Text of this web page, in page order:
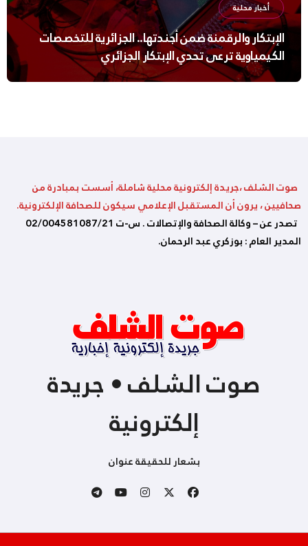
أخبار محلية
الإبتكار والرقمنة ضمن أجندتها.. الجزائرية للتخصصات
الكيمياوية ترعى تحدي الإبتكار الجزائري
صوت الشلف ،جريدة إلكترونية محلية شاملة، أسست بمبادرة من
صحافيين ، يرون أن المستقبل الإعلامي سيكون للصحافة الإلكترونية.
تصدر عن – وكالة الصحافة والإتصالات . س-ت 02/004581087/21
المدير العام : بوزكري عبد الرحمان.
صوت الشلف • جريدة
إلكترونية
بشعار للحقيقة عنوان